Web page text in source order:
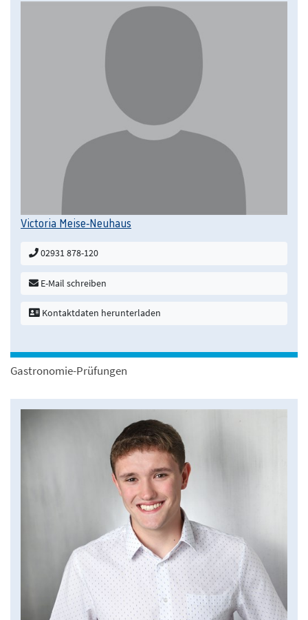
Victoria Meise-Neuhaus
02931 878-120
E-Mail schreiben
Kontaktdaten herunterladen
Gastronomie-Prüfungen